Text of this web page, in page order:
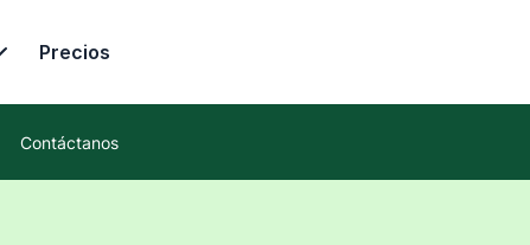
Precios
Contáctanos